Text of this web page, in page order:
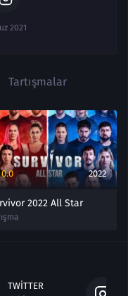
2021
Tartışmalar
0.0 2022
2022 All Star
TWITTER